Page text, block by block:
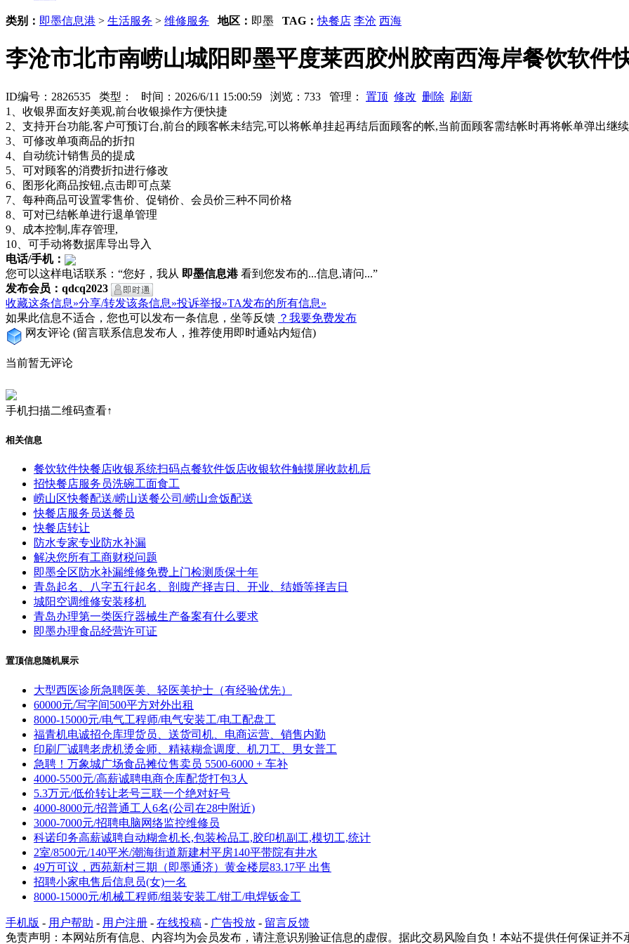
类别： 即墨信息港 > 生活服务 > 维修服务 地区： 即墨 TAG：快餐店 李沧 西海
李沧市北市南崂山城阳即墨平度莱西胶州胶南西海岸餐饮软件
ID编号：2826535 类型： 时间：2026/6/11 15:00:59 浏览：733 管理： 置顶 修改 删除 刷新
1、收银界面友好美观,前台收银操作方便快捷
2、支持开台功能,客户可预订台,前台的顾客帐未结完,可以将帐单挂起再结后面顾客的帐,当前面顾客需结帐时再将帐单弹出继
3、可修改单项商品的折扣
4、自动统计销售员的提成
5、可对顾客的消费折扣进行修改
6、图形化商品按钮,点击即可点菜
7、每种商品可设置零售价、促销价、会员价三种不同价格
8、可对已结帐单进行退单管理
9、成本控制,库存管理,
10、可手动将数据库导出导入
电话/手机：
您可以这样电话联系：“您好，我从 即墨信息港看到您发布的...信息,请问...”
发布会员：qdcq2023
收藏这条信息»分享/转发该条信息»投诉举报»TA发布的所有信息»
如果此信息不适合，您也可以发布一条信息，坐等反馈 ？我要免费发布
网友评论 (留言联系信息发布人，推荐使用即时通站内短信)
当前暂无评论
手机扫描二维码查看↑
相关信息
餐饮软件快餐店收银系统扫码点餐软件饭店收银软件触摸屏收款机后
招快餐店服务员洗碗工面食工
崂山区快餐配送/崂山送餐公司/崂山盒饭配送
快餐店服务员送餐员
快餐店转让
防水专家专业防水补漏
解决您所有工商财税问题
即墨全区防水补漏维修免费上门检测质保十年
青岛起名、八字五行起名、剖腹产择吉日、开业、结婚等择吉日
城阳空调维修安装移机
青岛办理第一类医疗器械生产备案有什么要求
即墨办理食品经营许可证
置顶信息随机展示
大型西医诊所急聘医美、轻医美护士（有经验优先）
60000元/写字间500平方对外出租
8000-15000元/电气工程师/电气安装工/电工配盘工
福青机电诚招仓库理货员、送货司机、电商运营、销售内勤
印刷厂诚聘老虎机烫金师、精裱糊盒调度、机刀工、男女普工
急聘！万象城广场食品摊位售卖员 5500-6000 + 车补
4000-5500元/高薪诚聘电商仓库配货打包3人
5.3万元/低价转让老号三联一个绝对好号
4000-8000元/招普通工人6名(公司在28中附近)
3000-7000元/招聘电脑网络监控维修员
科诺印务高薪诚聘自动糊盒机长,包装检品工,胶印机副工,模切工,统计
2室/8500元/140平米/潮海街道新建村平房140平带院有井水
49万可议，西苑新村三期（即墨通济）黄金楼层83.17平 出售
招聘小家电售后信息员(女)一名
8000-15000元/机械工程师/组装安装工/钳工/电焊钣金工
手机版 - 用户帮助 - 用户注册 - 在线投稿 - 广告投放 - 留言反馈
免责声明：本网站所有信息、内容均为会员发布，请注意识别验证信息的虚假。据此交易风险自负！本站不提供任何保证并不